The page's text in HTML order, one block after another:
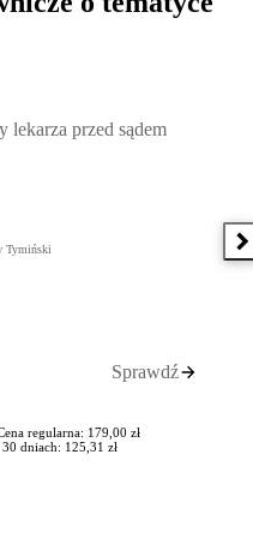
przed sądem lekarskim,
lekarza przed sądem
Tymiński
Sprawdź
regularna: 179,00 zł
dniach: 125,31 zł